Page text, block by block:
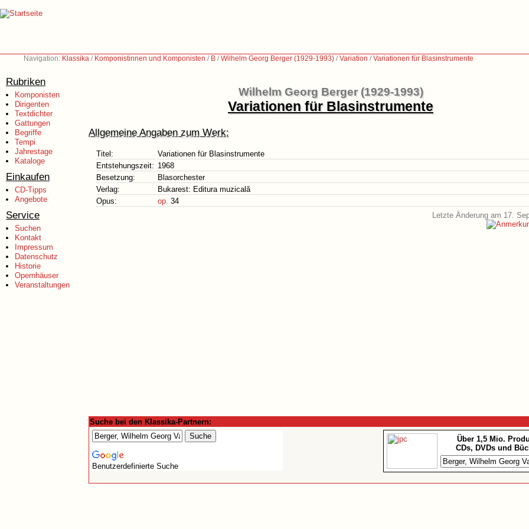
Navigation: Klassika / Komponistinnen und Komponisten / B /Wilhelm Georg Berger (1929-1993) /Variation /Variationen für Blasinstrumente
Rubriken
Komponisten
Dirigenten
Textdichter
Gattungen
Begriffe
Tempi
Jahrestage
Kataloge
Einkaufen
CD-Tipps
Angebote
Service
Suchen
Kontakt
Impressum
Datenschutz
Historie
Opernhäuser
Veranstaltungen
Wilhelm Georg Berger (1929-1993)
Variationen für Blasinstrumente
Allgemeine Angaben zum Werk:
Titel:
Variationen für Blasinstrumente
Entstehungszeit: 1968
Besetzung:
Blasorchester
Verlag:
Bukarest: Editura muzicală
Opus:
op. 34
Letzte Änderung am 17.
Suche bei den Klassika-Partnern:
Benutzerdefinierte Suche
Über 1,5 Mio.
CDs, DVDs und